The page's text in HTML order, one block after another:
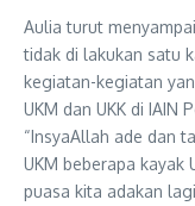
Aulia turut
tidak di lakukan satu
kegiatan-kegiatan
UKM dan UKK di IAIN
“InsyaAllah ade dan
UKM beberapa kayak
puasa kita adakan